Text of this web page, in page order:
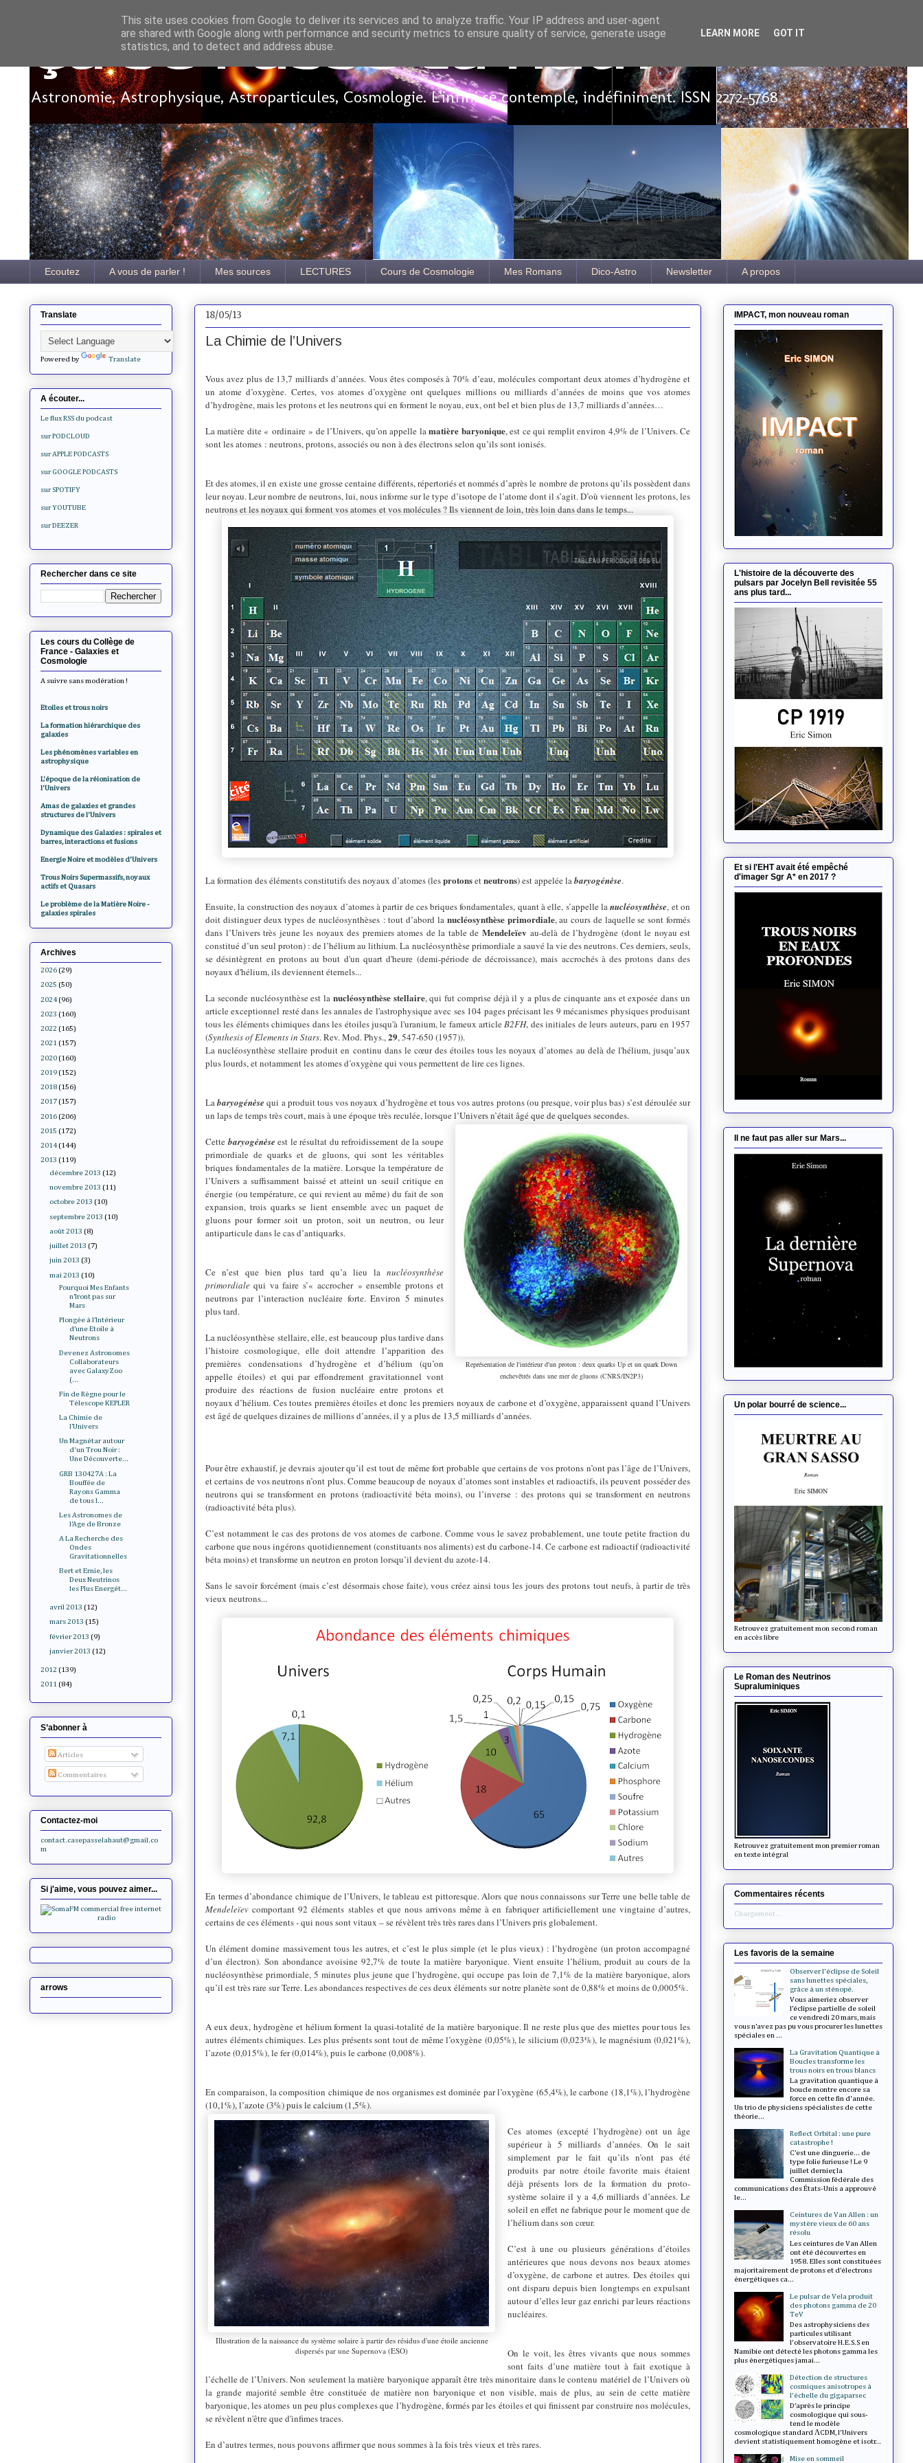
Ça se passe là haut
Astronomie, Astrophysique, Astroparticules, Cosmologie. L'infini se contemple, indéfiniment. ISSN 2272-5768
Ecoutez A vous de parler ! Mes sources LECTURES Cours de Cosmologie Mes Romans Dico-Astro Newsletter A propos
18/05/13
La Chimie de l’Univers
Vous avez plus de 13,7 milliards d’années. Vous êtes composés à 70% d’eau, molécules comportant deux atomes d’hydrogène et
un atome d’oxygène. Certes, vos atomes d’oxygène ont quelques millions ou milliards d’années de moins que vos atomes
d’hydrogène, mais les protons et les neutrons qui en forment le noyau, eux, ont bel et bien plus de 13,7 milliards d’années…
La matière dite « ordinaire » de l’Univers, qu’on appelle lamatière baryonique, est ce qui remplit environ 4,9% de l’Univers. Ce
sont les atomes : neutrons, protons, associés ou non à des électrons selon qu’ils sont ionisés.
Et des atomes, il en existe une grosse centaine différents, répertoriés et nommés d’après le nombre de protons qu’ils possèdent dans
leur noyau. Leur nombre de neutrons, lui, nous informe sur le type d’isotope de l’atome dont il s’agit. D’où viennent les protons, les
neutrons et les noyaux qui forment vos atomes et vos molécules ? Ils viennent de loin, très loin dans dans le temps...
La formation des éléments constitutifs des noyaux d’atomes (lesprotonsetneutrons) est appelée labaryogénèse.
Ensuite,la construction des noyaux d’atomes à partir de ces briques fondamentales, quant à elle, s’appelle lanucléosynthèse, et on
doit distinguer deux types de nucléosynthèses : tout d’abord la nucléosynthèse primordiale, au cours de laquelle se sont formés
dans l’Univers très jeune les noyaux des premiers atomes de la table de Mendeleïev au-delà de l’hydrogène (dont le noyau est
constitué d’un seul proton) : de l’hélium au lithium. La nucléosynthèse primordiale a sauvé la vie des neutrons.Ces derniers, seuls,
se désintègrent en protons au bout d'un quart d'heure (demi-période de décroissance), mais accrochés à des protons dans des
noyaux d'hélium, ils deviennent éternels...
La seconde nucléosynthèse estla nucléosynthèse stellaire, qui fut comprise déjà il y a plus de cinquante ans et exposée dans un
article exceptionnel resté dans les annales de l'astrophysique avec ses 104 pages précisant les 9 mécanismes physiques produisant
tous les éléments chimiques dans les étoiles jusqu'à l'uranium, le fameux articleB2FH, des initiales de leurs auteurs, paru en 1957
(Synthesis of Elements in Stars. Rev. Mod. Phys.,29, 547-650(1957)).
La nucléosynthèse stellaire produit en continu dans le cœur des étoiles tous les noyaux d’atomes au delà de l'hélium, jusqu’aux
plus lourds, et notamment les atomes d’oxygène qui vous permettent de lire ces lignes.
Labaryogénèse qui a produit tous vos noyaux d’hydrogène et tous vos autres protons (ou presque, voir plus bas) s’est déroulée sur
un laps de temps très court, mais à une époque très reculée, lorsque l’Univers n’était âgé que de quelques secondes.
Représentation de l'intérieur d'un proton : deux quarks Up et un quark Down
enchevêtrés dans une mer de gluons (CNRS/IN2P3)
Cette baryogénèse est le résultat du refroidissement de la soupe
primordiale de quarks et de gluons, qui sont les véritables
briques fondamentales de la matière. Lorsque la température de
l’Univers a suffisamment baissé et atteint un seuil critique en
énergie (ou température, ce qui revient au même) du fait de son
expansion, trois quarks se lient ensemble avec un paquet de
gluons pour former soit un proton, soit un neutron, ou leur
antiparticule dans le cas d’antiquarks.
Ce n’est que bien plus tard qu’a lieu la nucléosynthèse
primordiale qui va faire s’« accrocher » ensemble protons et
neutrons par l’interaction nucléaire forte. Environ 5 minutes
plus tard.
La nucléosynthèse stellaire, elle, est beaucoup plus tardive dans
l’histoire cosmologique, elle doit attendre l’apparition des
premières condensations d’hydrogène et d’hélium (qu’on
appelle étoiles) et qui par effondrement gravitationnel vont
produire des réactions de fusion nucléaire entre protons et
noyaux d’hélium. Ces toutes premières étoiles et donc les premiers noyaux de carbone et d’oxygène, apparaissent quand l’Univers
est âgé de quelques dizaines de millions d’années, il y a plus de 13,5 milliards d’années.
Pour être exhaustif, je devrais ajouter qu’il est tout de même fort probable que certains de vos protons n’ont pas l’âge de l’Univers,
et certains de vos neutrons n’ont plus. Comme beaucoup de noyaux d’atomes sont instables et radioactifs, ils peuvent posséder des
neutrons qui se transforment en protons (radioactivité béta moins), ou l’inverse : des protons qui se transforment en neutrons
(radioactivité béta plus).
C’est notamment le cas des protons de vos atomes de carbone. Comme vous le savez probablement, une toute petite fraction du
carbone que nous ingérons quotidiennement (constituants nos aliments) est du carbone-14. Ce carbone est radioactif (radioactivité
béta moins) et transforme un neutron en proton lorsqu’il devient du azote-14.
Sans le savoir forcément (mais c’est désormais chose faite), vous créez ainsi tous les jours des protons tout neufs, à partir de très
vieux neutrons...
En termes d’abondance chimique de l’Univers, le tableau est pittoresque. Alors que nous connaissons sur Terre une belle table de
Mendeleïev comportant 92 éléments stables et que nous arrivons même à en fabriquer artificiellement une vingtaine d’autres,
certains de ces éléments - qui nous sont vitaux – se révèlent très très rares dans l’Univers pris globalement.
Un élément domine massivement tous les autres, et c’est le plus simple (et le plus vieux) : l’hydrogène (un proton accompagné
d’un électron). Son abondance avoisine 92,7% de toute la matière baryonique. Vient ensuite l’hélium, produit au cours de la
nucléosynthèse primordiale, 5 minutes plus jeune que l’hydrogène, qui occupe pas loin de 7,1% de la matière baryonique, alors
qu’il est très rare sur Terre. Les abondances respectives de ces deux éléments sur notre planète sont de 0,88% et moins de 0,0005%.
A eux deux, hydrogène et hélium forment la quasi-totalité de la matière baryonique. Il ne reste plus que des miettes pour tous les
autres éléments chimiques. Les plus présents sont tout de même l’oxygène (0,05%), le silicium (0,023%), le magnésium (0,021%),
l’azote (0,015%), le fer (0,014%), puis le carbone (0,008%).
En comparaison, la composition chimique de nos organismes est dominée par l’oxygène (65,4%), le carbone (18,1%), l’hydrogène
(10,1%), l’azote (3%) puis le calcium (1,5%).
Illustration de la naissance du système solaire à partir des résidus d'une étoile ancienne
dispersés par une Supernova (ESO)
Ces atomes (excepté l’hydrogène) ont un âge
supérieur à 5 milliards d’années. On le sait
simplement par le fait qu’ils n’ont pas été
produits par notre étoile favorite mais étaient
déjà présents lors de la formation du proto-
système solaire il y a 4,6 milliards d’années. Le
soleil en effet ne fabrique pour le moment que de
l’hélium dans son cœur.
C’est à une ou plusieurs générations d’étoiles
antérieures que nous devons nos beaux atomes
d’oxygène, de carbone et autres. Des étoiles qui
ont disparu depuis bien longtemps en expulsant
autour d’elles leur gaz enrichi par leurs réactions
nucléaires.
On le voit, les êtres vivants que nous sommes
sont faits d’une matière tout à fait exotique à
l’échelle de l’Univers. Non seulement la matière baryonique apparaît être très minoritaire dans le contenu matériel de l’Univers où
la grande majorité semble être constituée de matière non baryonique et non visible, mais de plus, au sein de cette matière
baryonique, les atomes un peu plus complexes que l’hydrogène, formés par les étoiles et qui finissent par construire nos molécules,
se révèlent n'être que d'infimes traces.
En d’autres termes, nous pouvons affirmer que nous sommesà la fois très vieux et trèsrares.
Translate
Powered by Translate
A écouter...
Le flux RSS du podcast
sur PODCLOUD
sur APPLE PODCASTS
sur GOOGLE PODCASTS
sur SPOTIFY
sur YOUTUBE
sur DEEZER
Rechercher dans ce site
Les cours du Collège de
France - Galaxies et
Cosmologie
A suivre sans modération !
Etoiles et trous noirs
La formation hiérarchique des
galaxies
Les phénomènes variables en
astrophysique
L'époque de la réionisation de
l'Univers
Amas de galaxies et grandes
structures de l'Univers
Dynamique des Galaxies : spirales et
barres, interactions et fusions
Energie Noire et modèles d'Univers
Trous Noirs Supermassifs, noyaux
actifs et Quasars
Le problème de la Matière Noire -
galaxies spirales
Archives
2026 (29)
2025 (50)
2024 (96)
2023 (160)
2022 (165)
2021 (157)
2020 (160)
2019 (152)
2018 (156)
2017 (157)
2016 (206)
2015 (172)
2014 (144)
2013 (119)
décembre 2013 (12)
novembre 2013 (11)
octobre 2013 (10)
septembre 2013 (10)
août 2013 (8)
juillet 2013 (7)
juin 2013 (3)
mai 2013 (10)
Pourquoi Mes Enfants
n’Iront pas sur
Mars
Plongée à l’Intérieur
d’une Etoile à
Neutrons
Devenez Astronomes
Collaborateurs
avec GalaxyZoo
(...
Fin de Règne pour le
Télescope KEPLER
La Chimie de
l’Univers
Un Magnétar autour
d'un Trou Noir :
Une Découverte...
GRB 130427A : La
Bouffée de
Rayons Gamma
de tous l...
Les Astronomes de
l'Age de Bronze
A La Recherche des
Ondes
Gravitationnelles
Bert et Ernie, les
Deux Neutrinos
les Plus Energét...
avril 2013 (12)
mars 2013 (15)
février 2013 (9)
janvier 2013 (12)
2012 (139)
2011 (84)
S’abonner à
Articles
Commentaires
Contactez-moi
contact.casepasselahaut@gmail.co
m
Si j'aime, vous pouvez aimer...
arrows
IMPACT, mon nouveau roman
L'histoire de la découverte des
pulsars par Jocelyn Bell revisitée 55
ans plus tard...
Et si l'EHT avait été empêché
d'imager Sgr A* en 2017 ?
Il ne faut pas aller sur Mars...
Un polar bourré de science...
Retrouvez gratuitement mon second roman
en accès libre
Le Roman des Neutrinos
Supraluminiques
Retrouvez gratuitement mon premier roman
en texte intégral
Commentaires récents
Chargement...
Les favoris de la semaine
Observer l'éclipse de Soleil
sans lunettes spéciales,
grâce à un sténopé.
Vous aimeriez observer
l’éclipse partielle de soleil
ce vendredi 20 mars, mais
vous n’avez pas pu vous procurer les lunettes
spéciales en ...
La Gravitation Quantique à
Boucles transforme les
trous noirs en trous blancs
La gravitation quantique à
boucle montre encore sa
force en cette fin d'année.
Un trio de physiciens spécialistes de cette
théorie...
Reflect Orbital : une pure
catastrophe !
C’est une dinguerie... de
type folie furieuse ! Le 9
juillet dernier, la
Commission fédérale des
communications des États-Unis a approuvé
le...
Ceintures de Van Allen : un
mystère vieux de 60 ans
résolu
Les ceintures de Van Allen
ont été découvertes en
1958. Elles sont constituées
majoritairement de protons et d’électrons
énergétiques ca...
Le pulsar de Vela produit
des photons gamma de 20
TeV
Des astrophysiciens des
particules utilisant
l'observatoire H.E.S.S en
Namibie ont détecté les photons gamma les
plus énergétiques jamai...
Détection de structures
cosmiques anisotropes à
l'échelle du gigaparsec
D’après le principe
cosmologique qui sous-
tend le modèle
cosmologique standard ΛCDM, l'Univers
devient statistiquement homogène et isotr...
Mise en sommeil
This site uses cookies from Google to deliver its services and to analyze traffic. Your IP address and user-agent
are shared with Google along with performance and security metrics to ensure quality of service, generate usage
statistics, and to detect and address abuse.
LEARN MORE GOT IT